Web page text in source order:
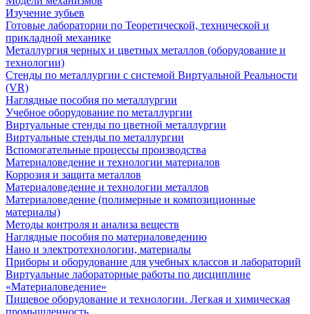
Изучение зубьев
Готовые лаборатории по Теоретической, технической и
прикладной механике
Металлургия черных и цветных металлов (оборудование и
технологии)
Cтенды по металлургии с системой Виртуальной Реальности
(VR)
Наглядные пособия по металлургии
Учебное оборудование по металлургии
Виртуальные стенды по цветной металлургии
Виртуальные стенды по металлургии
Вспомогательные процессы производства
Материаловедение и технологии материалов
Коррозия и защита металлов
Материаловедение и технологии металлов
Материаловедение (полимерные и композиционные
материалы)
Методы контроля и анализа веществ
Наглядные пособия по материаловедению
Нано и электротехнологии, материалы
Приборы и оборудование для учебных классов и лабораторий
Виртуальные лабораторные работы по дисциплине
«Материаловедение»
Пищевое оборудование и технологии. Легкая и химическая
промышленность.